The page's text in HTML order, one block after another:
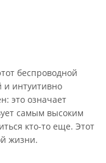
беспроводной
и интуитивно
это означает
самым высоким
кто-то еще. Этот
жизни.